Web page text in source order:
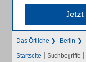
Jetzt
Das Örtliche Berlin
Startseite | Suchbegriffe |